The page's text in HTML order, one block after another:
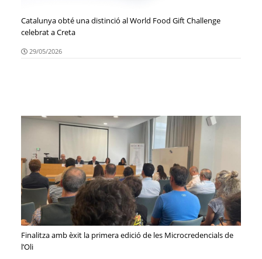
Catalunya obté una distinció al World Food Gift Challenge
celebrat a Creta
29/05/2026
Finalitza amb èxit la primera edició de les Microcredencials de
l’Oli